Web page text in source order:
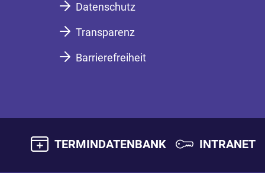
Datenschutz
Transparenz
Barrierefreiheit
TERMINDATENBANK INTRANET